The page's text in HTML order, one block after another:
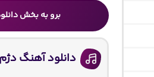
برو به بخش
دانلود آهنگ دژم 4 “ریمیکس کردی غمگین” از شاه